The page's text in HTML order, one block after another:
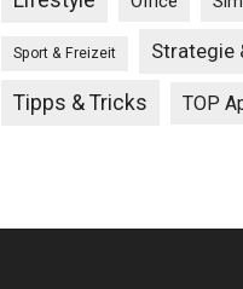
Sport & Freizeit Strategie
Tipps & Tricks TOP